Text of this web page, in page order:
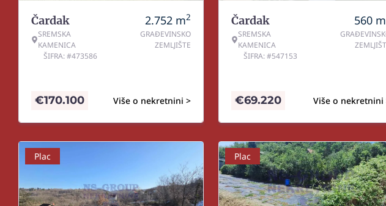
Čardak
SREMSKA
KAMENICA
ŠIFRA: #473586
2.752 m2
GRAĐEVINSKO
ZEMLJIŠTE
Više o nekretnini >
€170.100
Čardak
SREMSKA
KAMENICA
ŠIFRA: #547153
560 m
Više o nekretnini
€69.220
Plac Plac